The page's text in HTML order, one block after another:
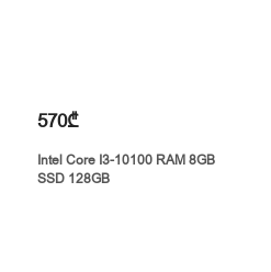
570₾
Intel Core I3-10100 RAM 8GB
SSD 128GB